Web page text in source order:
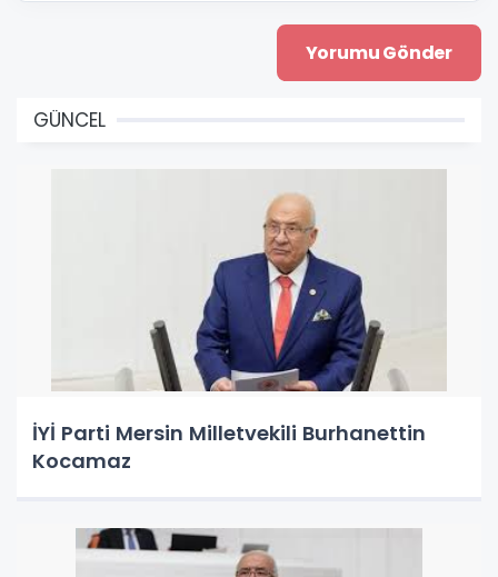
GÜNCEL
İYİ Parti Mersin Milletvekili Burhanettin
Kocamaz